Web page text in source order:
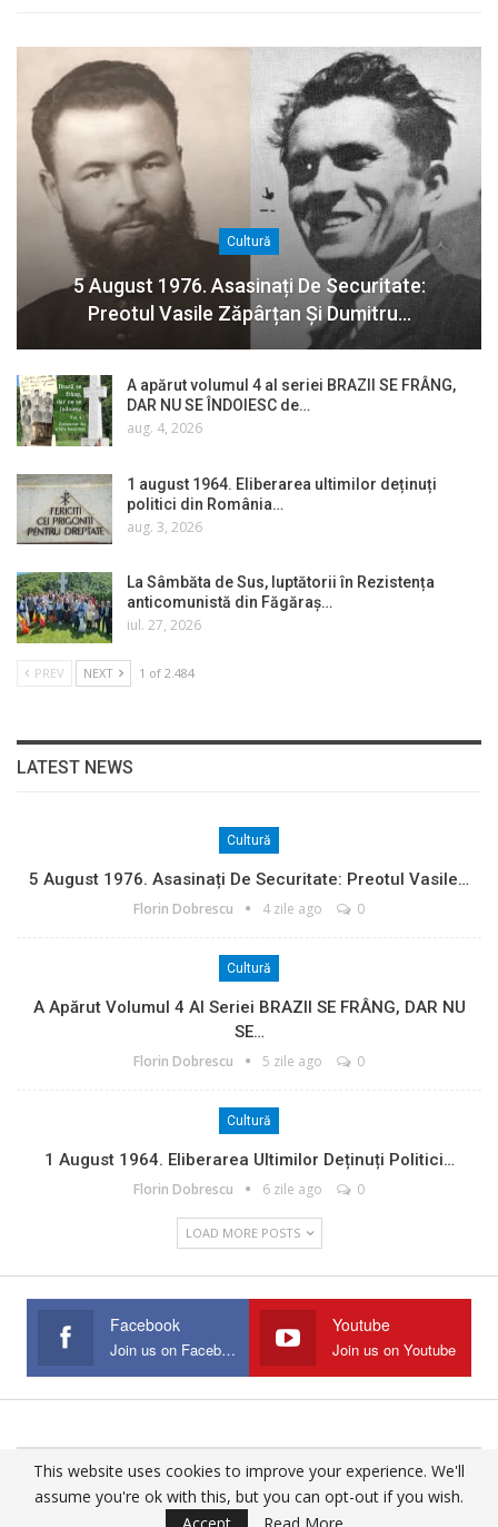
Cultură
5 August 1976. Asasinați De Securitate:
Preotul Vasile Zăpârțan Și Dumitru…
A apărut volumul 4 al seriei BRAZII SE FRÂNG,
DAR NU SE ÎNDOIESC de…
aug. 4, 2026
1 august 1964. Eliberarea ultimilor deținuți
politici din România…
aug. 3, 2026
La Sâmbăta de Sus, luptătorii în Rezistența
anticomunistă din Făgăraș…
iul. 27, 2026
PREV NEXT 1 of 2.484
LATEST NEWS
Cultură
5 August 1976. Asasinați De Securitate: Preotul Vasile…
Florin Dobrescu 4 zile ago 0
Cultură
A Apărut Volumul 4 Al Seriei BRAZII SE FRÂNG, DAR NU
SE…
Florin Dobrescu 5 zile ago 0
Cultură
1 August 1964. Eliberarea Ultimilor Deținuți Politici…
Florin Dobrescu 6 zile ago 0
LOAD MORE POSTS
Facebook
Join us on Facebook
Youtube
Join us on Youtube
© 2025 - All Rights Reserved.
Website Design:
This website uses cookies to improve your experience. We'll
assume you're ok with this, but you can opt-out if you wish.